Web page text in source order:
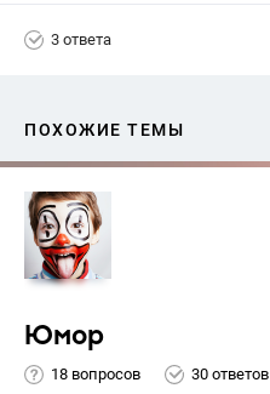
3 ответа
ПОХОЖИЕ ТЕМЫ
Юмор
18 вопросов 30 ответов